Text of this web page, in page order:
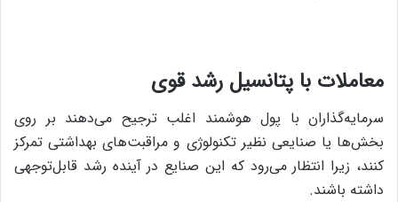
معاملات با پتانسیل رشد قوی
سرمایه‌گذاران با پول هوشمند اغلب ترجیح می‌دهند بر روی
بخش‌ها یا صنایعی نظیر تکنولوژی و مراقبت‌های بهداشتی تمرکز
کنند، زیرا انتظار می‌رود که این صنایع در آینده رشد قابل‌توجهی
داشته باشند.